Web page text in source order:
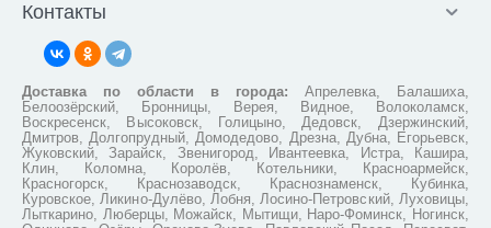
Контакты
Доставка по области в города: Апрелевка, Балашиха,
Белоозёрский, Бронницы, Верея, Видное, Волоколамск,
Воскресенск, Высоковск, Голицыно, Дедовск, Дзержинский,
Дмитров, Долгопрудный, Домодедово, Дрезна, Дубна, Егорьевск,
Жуковский, Зарайск, Звенигород, Ивантеевка, Истра, Кашира,
Клин, Коломна, Королёв, Котельники, Красноармейск,
Красногорск, Краснозаводск, Краснознаменск, Кубинка,
Куровское, Ликино-Дулёво, Лобня, Лосино-Петровский, Луховицы,
Лыткарино, Люберцы, Можайск, Мытищи, Наро-Фоминск, Ногинск,